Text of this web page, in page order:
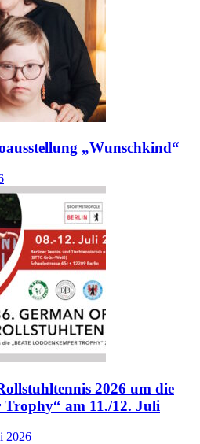
„Wunschkind“
2026 um die
Trophy“ am 11./12. Juli
2026